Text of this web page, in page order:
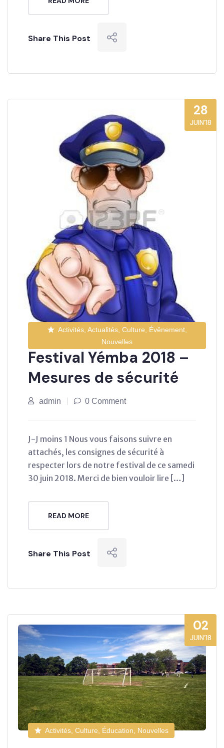
Share This Post
28
JUIN’18
Activités, Actualités, Culture, Évênement,
Nouvelles
Festival Yémba 2018 –
Mesures de sécurité
admin 0 Comment
J-J moins 1 Nous vous faisons suivre en
attachés, les consignes de sécurité à
respecter lors de notre festival de ce samedi
30 juin 2018. Merci de bien vouloir lire […]
READ MORE
Share This Post
02
JUIN’18
Activités, Culture, Éducation, Nouvelles